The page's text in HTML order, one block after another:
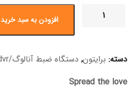
افزودن به سبد خرید
دسته: برایتون, دستگاه ضبط آنالوگ/dvr برایتون
Spread the love